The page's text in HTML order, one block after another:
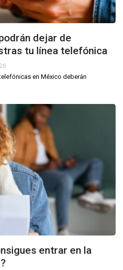
dejar de
tu línea telefónica
en México deberán
entrar en la